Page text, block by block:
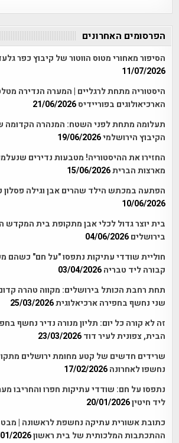
הפרסומים האחרונים
הסיפור מאחורי מטוס הווטור של קיבוץ כפר
11/07/2026
היסטוריה מתחת לרגליים | המערה הנדירה
הארכיאולוגים בפוריידיס21/06/2026
תעלומה מתחת לפני השטח: המנהרה הקדומה
הקיבוץ הירושלמי19/06/2026
החזירו את ההיסטוריה! מטבעות נדירים
מארצות הברית15/06/2026
הפתעה במכתש הילד שהרים אבן וגילה פסלון קדום בן
10/06/2026
בית יוצר גדול לכלי אבן מתקופת בית המקדש
בירושלים 04/06/2026
חוליית שודדי עתיקות נתפסו "על חם" כשהם
קבורה ליד טבריה 03/04/2026
תחת רחבת הכותל בירושלים: מקווה טהרה
שני נחשף בחפירה ארכיאלוגית25/03/2026
זה לא קורה כל יום: תליון מנורה נדיר נחשף
הבית, צפונית לעיר דוד 23/03/2026
שרידים חדשים של קטע מחומת ירושלים
נחשפו לאחרונה 17/02/2026
נתפסו על חם: שודדי עתיקות חפרו והחריבו
ליד חיטין20/01/2026
כתובת אשורית עתיקה נחשפת לראשונה | מבט
ההתכתבות המלכותית של בית ראשון2026